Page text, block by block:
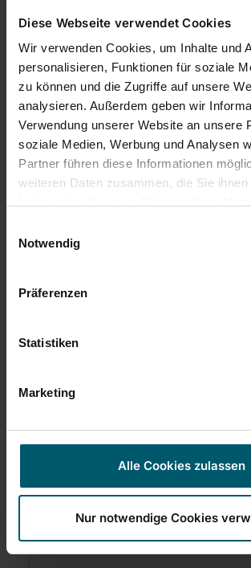
Diese Webseite verwendet Cookies
Wir verwenden Cookies, um Inhalte und
personalisieren, Funktionen für soziale
zu können und die Zugriffe auf unsere
analysieren. Außerdem geben wir
Verwendung unserer Website an unsere
soziale Medien, Werbung und Analysen
Partner führen diese Informationen
weiteren Daten zusammen, die Sie
Cookies, wenn Sie unsere Webseite
Notwendig
Präferenzen
Statistiken
Marketing
Alle Cookies zulassen
Nur notwendige Cookies
Mit nützlicher Öse zum Aufhängen
Hakenleiste